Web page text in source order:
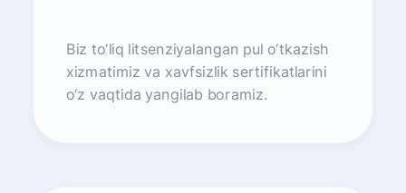
Biz to‘liq litsenziyalangan pul o‘tkazish
xizmatimiz va xavfsizlik sertifikatlarini
o‘z vaqtida yangilab boramiz.